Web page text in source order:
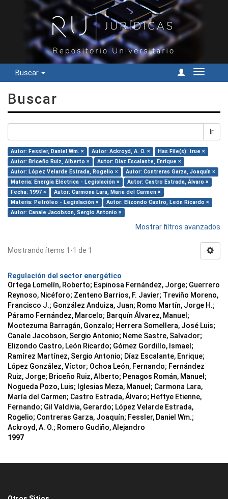
Buscar
Cambiar
Buscar
Ir
Autor: Fessler, Daniel Wm. × Autor: Ackroyd, A. O. ×
Has File(s): true ×
Autor: Briceño Ruiz, Alberto ×
Autor: Díaz Escalante, Enrique ×
Autor: López Velarde Estrada, Rogelio ×
Autor: Contreras Garza, Joaquín ×
Materia: Energía Eléctrica - Legislación ×
Autor: Castro Estrada, Álvaro ×
Fecha: 1997 ×
Autor: Carmona Lara, María del Carmen ×
Materia: Petróleo - Legislación ×
Autor: Elizondo Castro, León Ricardo ×
Autor: Canale Jacobson, Sergio Antonio ×
Mostrar filtros avanzados
Mostrando ítems 1-1 de 1
Regulación del sector energético
Ortega Lomelín, Roberto; Espinosa Fernández, Jorge; Guerrero
Reynoso, Nicéforo; Zenteno Barrios, F. Javier; Treviño Moreno,
Francisco J.; González Anduiza, Juan; Romo Martín, Jorge H.;
Páramo Fernández, Marcelo; Barquín Álvarez, Manuel;
Moctezuma Barragán, Gonzalo; Herrera Somellera, José Luis;
Canale Jacobson, Sergio Antonio; Neme Sastre, Salvador;
Elizondo Castro, León Ricardo; Gómez Gordillo, Ismael;
Ramírez Martínez, Sergio Antonio; Díaz Escalante, Enrique;
López González, Víctor; Ochoa León, Fernando; Fernández
Ruiz, Jorge; Briceño Ruiz, Alberto; Penagos Román, Manuel;
Nogueda Pozo, Luis; Iglesias Meza, Manuel; Carmona Lara,
María del Carmen; Castro Estrada, Álvaro; Heftye Etienne,
Fernando; Gil Valdivia, Gerardo; López Velarde Estrada,
Rogelio; Contreras Garza, Joaquín; Fessler, Daniel Wm.;
Ackroyd, A. O.; Romero Gudiño, Alejandro
1997